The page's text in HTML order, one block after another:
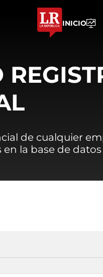
INICIO
de cualquier
en la base de